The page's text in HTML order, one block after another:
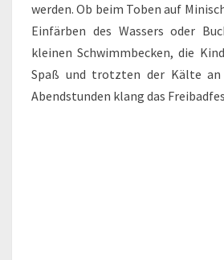
werden. Ob beim Toben auf
Einfärben des Wassers oder
kleinen Schwimmbecken, die
Spaß und trotzten der Kälte
Abendstunden klang das